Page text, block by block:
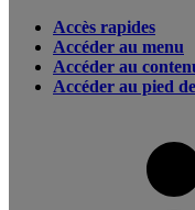
Accès rapides
Accéder au menu
Accéder au
Accéder au pied